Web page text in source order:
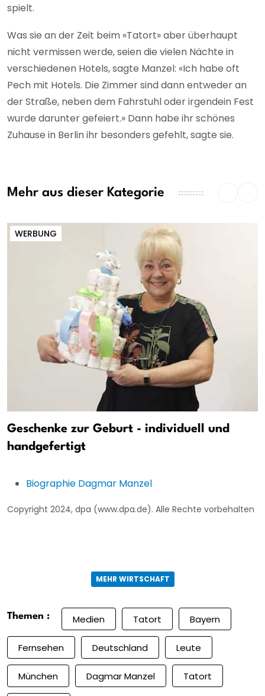
spielt.
Was sie an der Zeit beim «Tatort» aber überhaupt
nicht vermissen werde, seien die vielen Nächte in
verschiedenen Hotels, sagte Manzel: «Ich habe oft
Pech mit Hotels. Die Zimmer sind dann entweder an
der Straße, neben dem Fahrstuhl oder irgendein Fest
wurde darunter gefeiert.» Dann habe ihr schönes
Zuhause in Berlin ihr besonders gefehlt, sagte sie.
Mehr aus dieser Kategorie
WERBUNG
Geschenke zur Geburt - individuell und
handgefertigt
Biographie Dagmar Manzel
Copyright 2024, dpa (www.dpa.de). Alle Rechte vorbehalten
MEHR WIRTSCHAFT
Themen : Medien Tatort Bayern
Fernsehen Deutschland Leute
München Dagmar Manzel Tatort